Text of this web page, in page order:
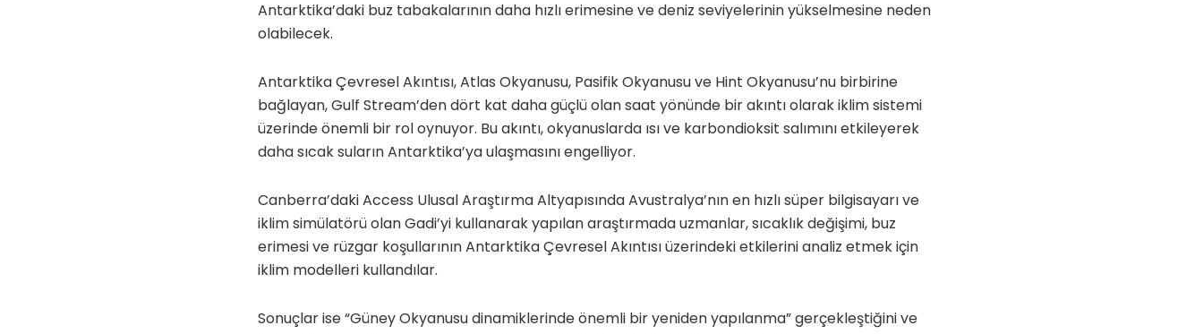
Antarktika’daki buz tabakalarının daha hızlı erimesine ve deniz seviyelerinin yükselmesine neden
olabilecek.
Antarktika Çevresel Akıntısı, Atlas Okyanusu, Pasifik Okyanusu ve Hint Okyanusu’nu birbirine
bağlayan, Gulf Stream’den dört kat daha güçlü olan saat yönünde bir akıntı olarak iklim sistemi
üzerinde önemli bir rol oynuyor. Bu akıntı, okyanuslarda ısı ve karbondioksit salımını etkileyerek
daha sıcak suların Antarktika’ya ulaşmasını engelliyor.
Canberra’daki Access Ulusal Araştırma Altyapısında Avustralya’nın en hızlı süper bilgisayarı ve
iklim simülatörü olan Gadi’yi kullanarak yapılan araştırmada uzmanlar, sıcaklık değişimi, buz
erimesi ve rüzgar koşullarının Antarktika Çevresel Akıntısı üzerindeki etkilerini analiz etmek için
iklim modelleri kullandılar.
Sonuçlar ise “Güney Okyanusu dinamiklerinde önemli bir yeniden yapılanma” gerçekleştiğini ve